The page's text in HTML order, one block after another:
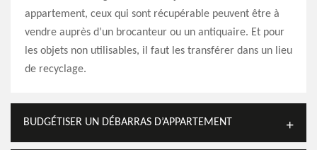
appartement, ceux qui sont récupérable peuvent être à
vendre auprès d’un brocanteur ou un antiquaire. Et pour
les objets non utilisables, il faut les transférer dans un lieu
de recyclage.
BUDGÉTISER UN DÉBARRAS D’APPARTEMENT